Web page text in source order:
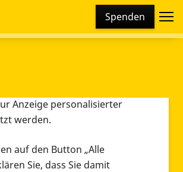
Spenden
setzt verschiedene Cookies und
Dies beinhaltet Cookies und
Anzeige personalisierter
werden.
auf den Button „Alle
Sie, dass Sie damit